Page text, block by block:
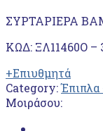
ΣΥΡΤΑΡΙΕΡΑ
ΚΩΔ: ΞΛ11460Ο –
+Επιυθμητά
Category:Έπιπλα
Μοιράσου: